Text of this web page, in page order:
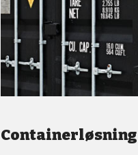
Containerløsning